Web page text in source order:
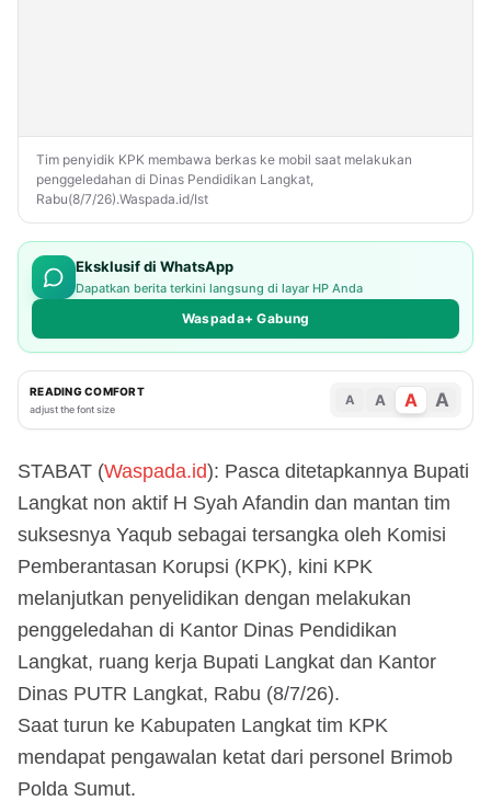
Tim penyidik KPK membawa berkas ke mobil saat melakukan
penggeledahan di Dinas Pendidikan Langkat,
Rabu(8/7/26).Waspada.id/Ist
Eksklusif di WhatsApp
Dapatkan berita terkini langsung di layar HP Anda
Waspada+ Gabung
READING COMFORT
adjust the font size
A A A A
STABAT (Waspada.id): Pasca ditetapkannya Bupati
Langkat non aktif H Syah Afandin dan mantan tim
suksesnya Yaqub sebagai tersangka oleh Komisi
Pemberantasan Korupsi (KPK), kini KPK
melanjutkan penyelidikan dengan melakukan
penggeledahan di Kantor Dinas Pendidikan
Langkat, ruang kerja Bupati Langkat dan Kantor
Dinas PUTR Langkat, Rabu (8/7/26).
Saat turun ke Kabupaten Langkat tim KPK
mendapat pengawalan ketat dari personel Brimob
Polda Sumut.